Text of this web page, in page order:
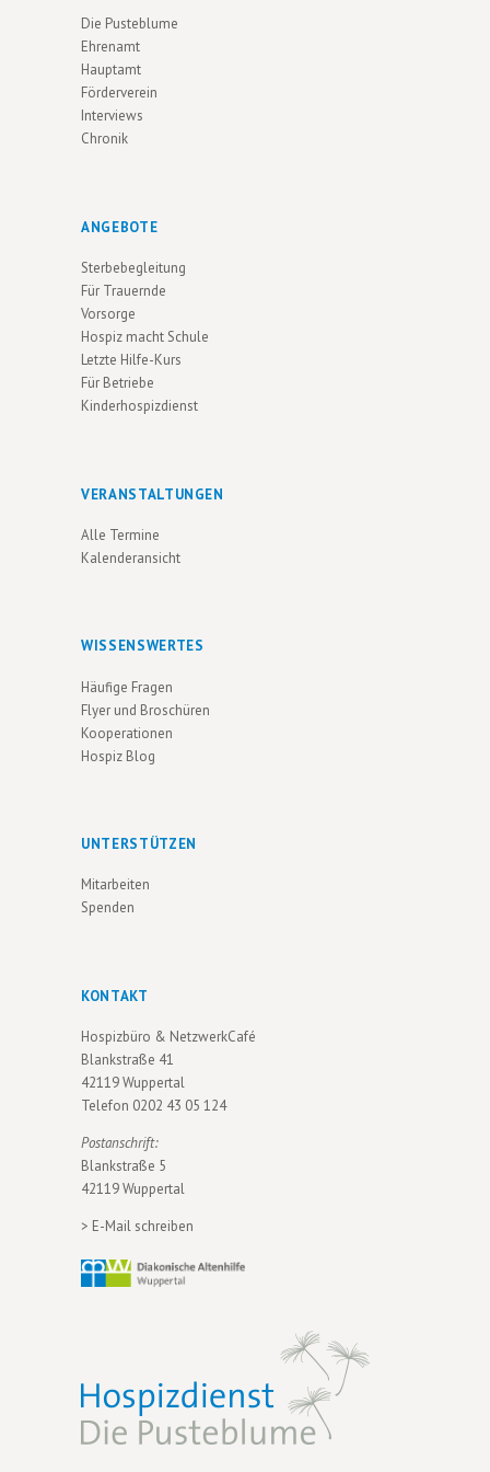
Die Pusteblume
Ehrenamt
Hauptamt
Förderverein
Interviews
Chronik
ANGEBOTE
Sterbebegleitung
Für Trauernde
Vorsorge
Hospiz macht Schule
Letzte Hilfe-Kurs
Für Betriebe
Kinderhospizdienst
VERANSTALTUNGEN
Alle Termine
Kalenderansicht
WISSENSWERTES
Häufige Fragen
Flyer und Broschüren
Kooperationen
Hospiz Blog
UNTERSTÜTZEN
Mitarbeiten
Spenden
KONTAKT
Hospizbüro & NetzwerkCafé
Blankstraße 41
42119 Wuppertal
Telefon 0202 43 05 124
Postanschrift:
Blankstraße 5
42119 Wuppertal
> E-Mail schreiben